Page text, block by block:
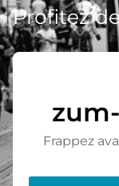
Profitez
Frappez